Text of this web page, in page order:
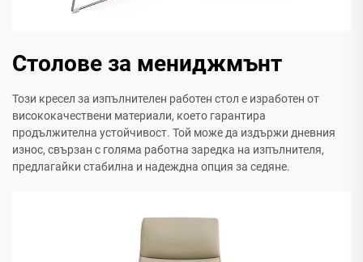
Столове за мениджмънт
Този кресел за изпълнителен работен стол е изработен от
висококачествени материали, което гарантира
продължителна устойчивост. Той може да издържи дневния
износ, свързан с голяма работна заредка на изпълнителя,
предлагайки стабилна и надеждна опция за седяне.